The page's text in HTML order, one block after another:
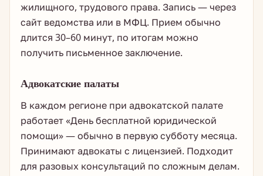
жилищного, трудового права. Запись — через
сайт ведомства или в МФЦ. Прием обычно
длится 30–60 минут, по итогам можно
получить письменное заключение.
Адвокатские палаты
В каждом регионе при адвокатской палате
работает «День бесплатной юридической
помощи» — обычно в первую субботу месяца.
Принимают адвокаты с лицензией. Подходит
для разовых консультаций по сложным делам.